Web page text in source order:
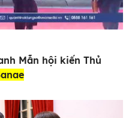
Mẫn hội kiến Thủ